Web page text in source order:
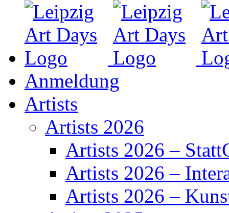
Anmeldung
Artists
Artists 2026
Artists 2026 –
Artists 2026 –
Artists 2026 –